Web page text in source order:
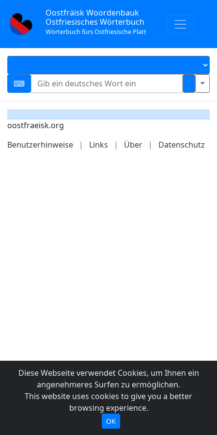
Oostfräisk Woordenbauk
Ostfriesisches Wörterbuch
Wörterbuch fürs Ostfriesische Platt
oostfraeisk.org
Benutzerhinweise
| Links | Über | Datenschutz
Diese Webseite verwendet Cookies, um Ihnen ein
angenehmeres Surfen zu ermöglichen.
This website uses cookies to give you a better
browsing experience.
OK